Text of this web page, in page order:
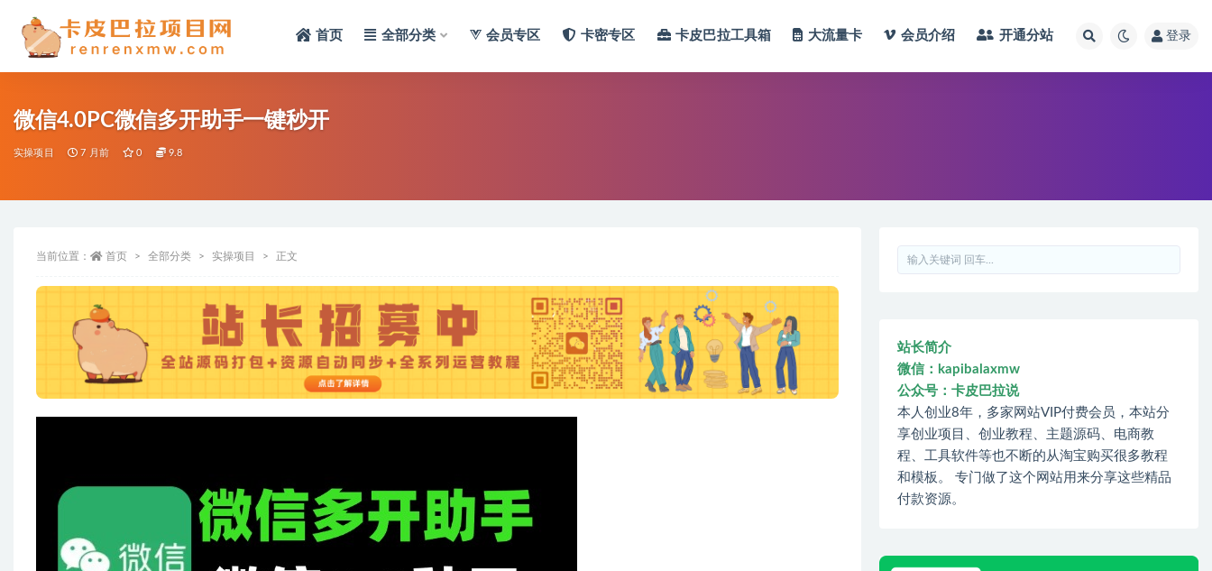
首页 全部分类 会员专区 卡密专区 卡皮巴拉工具箱 大流量卡 会员介绍 开通分站 登录
微信4.0PC微信多开助手一键秒开
实操项目 7 月前 0 9.8
当前位置： 首页 全部分类 实操项目 正文
站长简介
微信：kapibalaxmw
公众号：卡皮巴拉说
本人创业8年，多家网站VIP付费会员，本站分
享创业项目、创业教程、主题源码、电商教
程、工具软件等也不断的从淘宝购买很多教程
和模板。 专门做了这个网站用来分享这些精品
付款资源。